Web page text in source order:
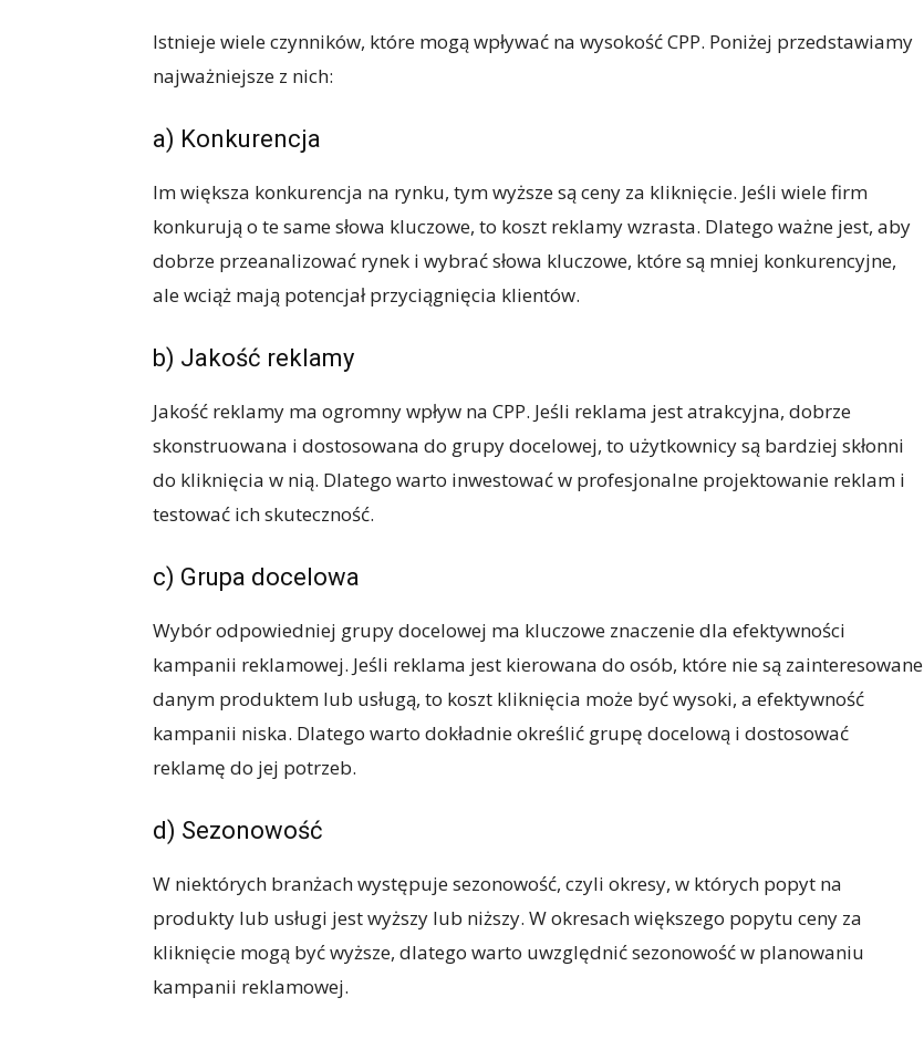
Istnieje wiele czynników, które mogą wpływać na wysokość CPP. Poniżej przedstawiamy
najważniejsze z nich:
a) Konkurencja
Im większa konkurencja na rynku, tym wyższe są ceny za kliknięcie. Jeśli wiele firm
konkurują o te same słowa kluczowe, to koszt reklamy wzrasta. Dlatego ważne jest, aby
dobrze przeanalizować rynek i wybrać słowa kluczowe, które są mniej konkurencyjne,
ale wciąż mają potencjał przyciągnięcia klientów.
b) Jakość reklamy
Jakość reklamy ma ogromny wpływ na CPP. Jeśli reklama jest atrakcyjna, dobrze
skonstruowana i dostosowana do grupy docelowej, to użytkownicy są bardziej skłonni
do kliknięcia w nią. Dlatego warto inwestować w profesjonalne projektowanie reklam i
testować ich skuteczność.
c) Grupa docelowa
Wybór odpowiedniej grupy docelowej ma kluczowe znaczenie dla efektywności
kampanii reklamowej. Jeśli reklama jest kierowana do osób, które nie są zainteresowane
danym produktem lub usługą, to koszt kliknięcia może być wysoki, a efektywność
kampanii niska. Dlatego warto dokładnie określić grupę docelową i dostosować
reklamę do jej potrzeb.
d) Sezonowość
W niektórych branżach występuje sezonowość, czyli okresy, w których popyt na
produkty lub usługi jest wyższy lub niższy. W okresach większego popytu ceny za
kliknięcie mogą być wyższe, dlatego warto uwzględnić sezonowość w planowaniu
kampanii reklamowej.